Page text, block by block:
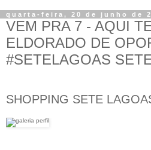
quarta-feira, 20 de junho de
VEM PRA 7 - AQUI
ELDORADO DE
#SETELAGOAS
SHOPPING SETE